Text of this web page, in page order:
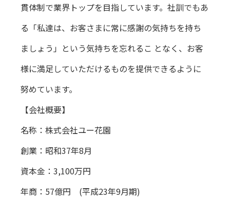
貫体制で業界トップを目指しています。社訓でもあ
る「私達は、お客さまに常に感謝の気持ちを持ち
ましょう」という気持ちを忘れるこ となく、お客
様に満足していただけるものを提供できるように
努めています。
【会社概要】
名称：株式会社ユー花園
創業：昭和37年8月
資本金：3,100万円
年商：57億円 (平成23年9月期)